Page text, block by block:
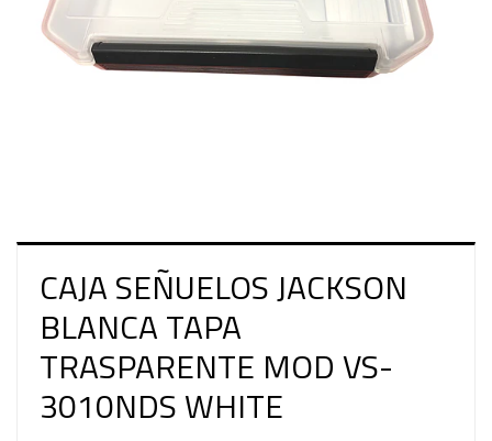
CAJA SEÑUELOS JACKSON
BLANCA TAPA
TRASPARENTE MOD VS-
3010NDS WHITE